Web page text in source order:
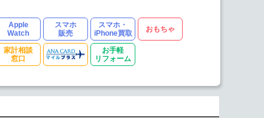
Apple
Watch
スマホ
販売
スマホ・
iPhone買取
おもちゃ
家計相談
窓口
お手軽
リフォーム